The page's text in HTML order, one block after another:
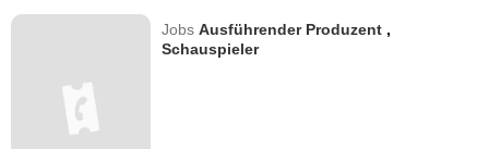
JobsAusführender Produzent ,
Schauspieler